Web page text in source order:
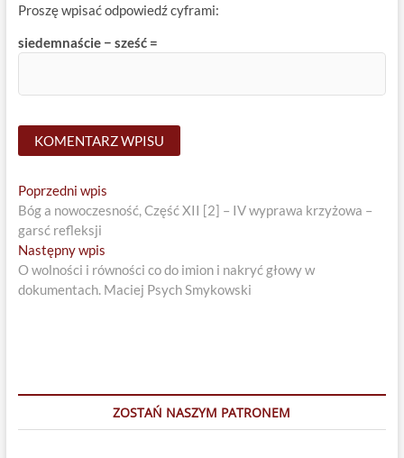
Proszę wpisać odpowiedź cyframi:
siedemnaście − sześć =
Nawigacja
wpisu
Poprzedni wpisPrevious
post:
Bóg a nowoczesność, Część XII [2] – IV wyprawa krzyżowa –
garsć refleksji
Następny wpisNext
post:
O wolności i równości co do imion i nakryć głowy w
dokumentach. Maciej Psych Smykowski
ZOSTAŃ NASZYM PATRONEM